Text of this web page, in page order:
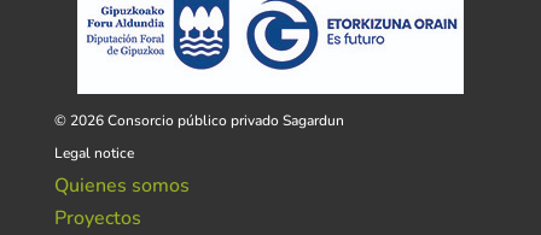
© 2026 Consorcio público privado Sagardun
Legal notice
Quienes somos
Proyectos